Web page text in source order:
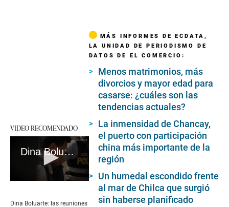
VIDEO RECOMENDADO
Dina Boluarte: las reuniones que prueban la injerencia de la presidenta en el Eficcop #VideosEC #UI
of
Dina Boluarte: las reuniones
MÁS INFORMES DE ECDATA,
LA UNIDAD DE PERIODISMO DE
DATOS DE EL COMERCIO:
Menos matrimonios, más
divorcios y mayor edad para
casarse: ¿cuáles son las
tendencias actuales?
La inmensidad de Chancay,
el puerto con participación
china más importante de la
región
Un humedal escondido frente
al mar de Chilca que surgió
sin haberse planificado